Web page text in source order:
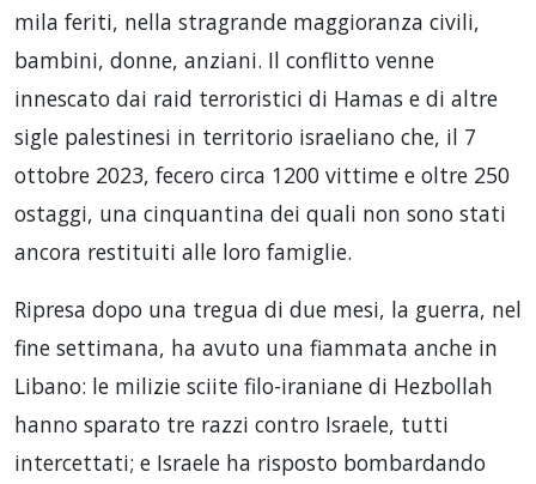
mila feriti, nella stragrande maggioranza civili,
bambini, donne, anziani. Il conflitto venne
innescato dai raid terroristici di Hamas e di altre
sigle palestinesi in territorio israeliano che, il 7
ottobre 2023, fecero circa 1200 vittime e oltre 250
ostaggi, una cinquantina dei quali non sono stati
ancora restituiti alle loro famiglie.
Ripresa dopo una tregua di due mesi, la guerra, nel
fine settimana, ha avuto una fiammata anche in
Libano: le milizie sciite filo-iraniane di Hezbollah
hanno sparato tre razzi contro Israele, tutti
intercettati; e Israele ha risposto bombardando